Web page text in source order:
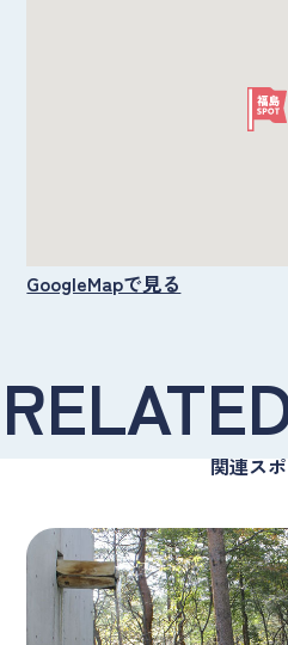
GoogleMapで見る
関連ス